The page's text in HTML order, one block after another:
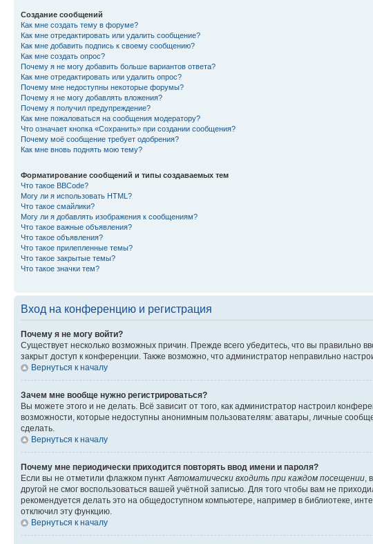
Создание сообщений
Как мне создать тему в форуме?
Как мне отредактировать или удалить сообщение?
Как мне добавить подпись к своему сообщению?
Как мне создать опрос?
Почему я не могу добавить больше вариантов ответа?
Как мне отредактировать или удалить опрос?
Почему мне недоступны некоторые форумы?
Почему я не могу добавлять вложения?
Почему я получил предупреждение?
Как мне пожаловаться на сообщения модератору?
Что означает кнопка «Сохранить» при создании сообщения?
Почему моё сообщение требует одобрения?
Как мне вновь поднять мою тему?
Форматирование сообщений и типы создаваемых тем
Что такое BBCode?
Могу ли я использовать HTML?
Что такое смайлики?
Могу ли я добавлять изображения к сообщениям?
Что такое важные объявления?
Что такое объявления?
Что такое прилепленные темы?
Что такое закрытые темы?
Что такое значки тем?
Вход на конференцию и регистрация
Почему я не могу войти?
Существует несколько возможных причин. Прежде всего убедитесь, что вы
закрыт доступ к конференции. Также возможно, что администратор неправильно
Вернуться к началу
Зачем мне вообще нужно регистрироваться?
Вы можете этого и не делать. Всё зависит от того, как администратор настроил
возможности, которые недоступны анонимным пользователям: аватары, личные
сделать.
Вернуться к началу
Почему мне периодически приходится повторять ввод имени и пароля?
Если вы не отметили флажком пункт Автоматически входить при каждом посещении ,
другой не смог воспользоваться вашей учётной записью. Для того чтобы вам не
рекомендуется делать это на общедоступном компьютере, например в библиотеке,
отключил эту функцию.
Вернуться к началу